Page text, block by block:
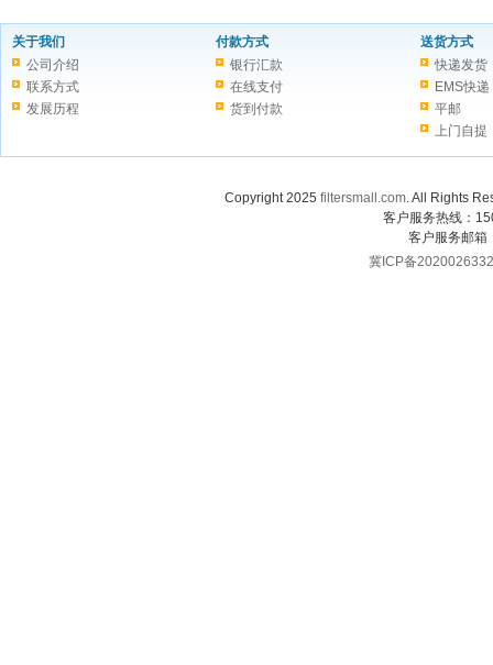
关于我们
公司介绍
联系方式
发展历程
付款方式
银行汇款
在线支付
货到付款
送货方式
快递发货
EMS快递
平邮
上门自提
Copyright 2025 filtersmall.com. All Rights
客户服务热线：
客户服务邮箱
冀ICP备